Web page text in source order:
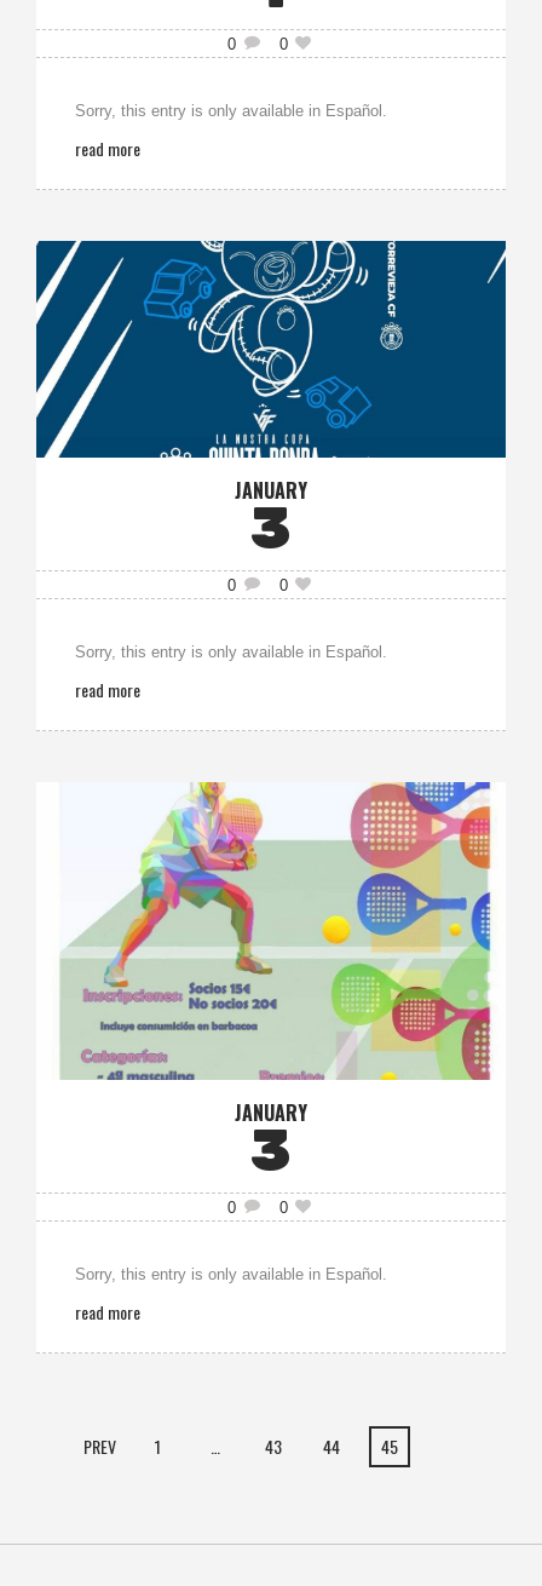
0 0
Sorry, this entry is only available in Español.
read more
JANUARY
3
0 0
Sorry, this entry is only available in Español.
read more
JANUARY
3
0 0
Sorry, this entry is only available in Español.
read more
PREV 1 … 43 44 45